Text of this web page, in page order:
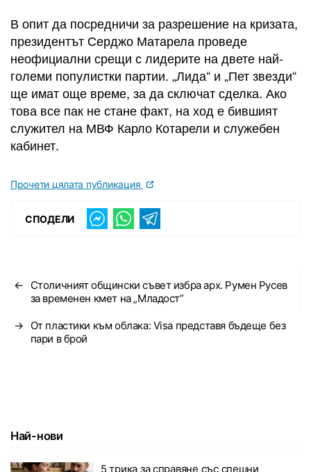
В опит да посредничи за разрешение на кризата,
президентът Серджо Матарела проведе
неофициални срещи с лидерите на двете най-
големи популистки партии. „Лида“ и „Пет звезди“
ще имат още време, за да сключат сделка. Ако
това все пак не стане факт, на ход е бившият
служител на МВФ Карло Котарели и служебен
кабинет.
Прочети цялата публикация
СПОДЕЛИ
←
Столичният общински съвет избра арх. Румен Русев
за временен кмет на „Младост”
→
От пластики към облака: Visa представя бъдеще без
пари в брой
Най-нови
5 трика за справяне със спешни